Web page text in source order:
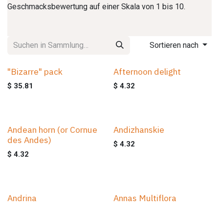
Geschmacksbewertung auf einer Skala von 1 bis 10.
Sortieren nach
"Bizarre" pack
$ 35.81
Afternoon delight
$ 4.32
Andean horn (or Cornue
des Andes)
$ 4.32
Andizhanskie
$ 4.32
Andrina Annas Multiflora